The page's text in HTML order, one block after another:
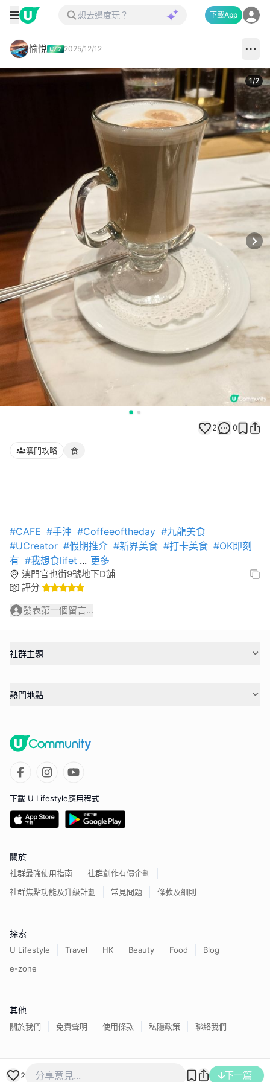
下載App
愉悅 2025/12/12
1/2
2 0
澳門攻略 食
#CAFE #手沖 #Coffeeoftheday #九龍美食
#UCreator #假期推介 #新界美食 #打卡美食 #OK即刻
有 #我想食lifet ... 更多
澳門官也街9號地下D舖
評分
發表第一個留言...
2 下一篇
社群主題
熱門地點
下載 U Lifestyle應用程式
關於
社群最強使用指南
社群創作有價企劃
社群焦點功能及升級計劃
常見問題 條款及細則
探索
U Lifestyle Travel HK Beauty Food
Blog
e-zone
其他
關於我們 免責聲明 使用條款 私隱政策 聯絡我們
香港經濟日報版權所有©